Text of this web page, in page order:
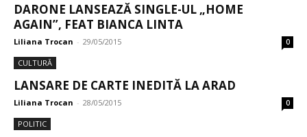
DARONE LANSEAZĂ SINGLE-UL „HOME
AGAIN”, FEAT BIANCA LINTA
Liliana Trocan - 29/05/2015 0
CULTURĂ
LANSARE DE CARTE INEDITĂ LA ARAD
Liliana Trocan - 28/05/2015 0
POLITIC